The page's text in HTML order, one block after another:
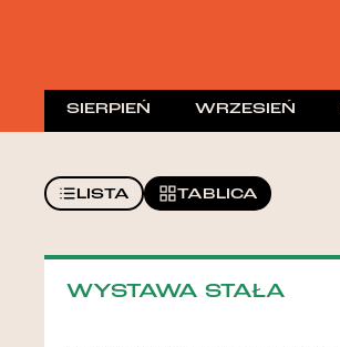
SIERPIEŃ WRZESIEŃ
LISTA TABLICA
WYSTAWA STAŁA